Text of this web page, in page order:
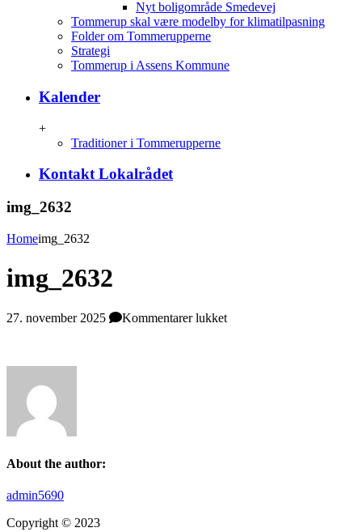
Nyt boligområde Smedevej
Tommerup skal være modelby for klimatilpasning
Folder om Tommerupperne
Strategi
Tommerup i Assens Kommune
Kalender
+
Traditioner i Tommerupperne
Kontakt Lokalrådet
img_2632
Homeimg_2632
img_2632
27. november 2025 Kommentarer lukkettil
About the author:
admin5690
Copyright © 2023